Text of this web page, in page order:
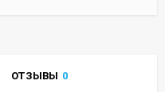
ОТЗЫВЫ 0